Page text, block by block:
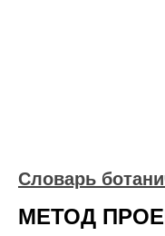
Словарь
МЕТОД